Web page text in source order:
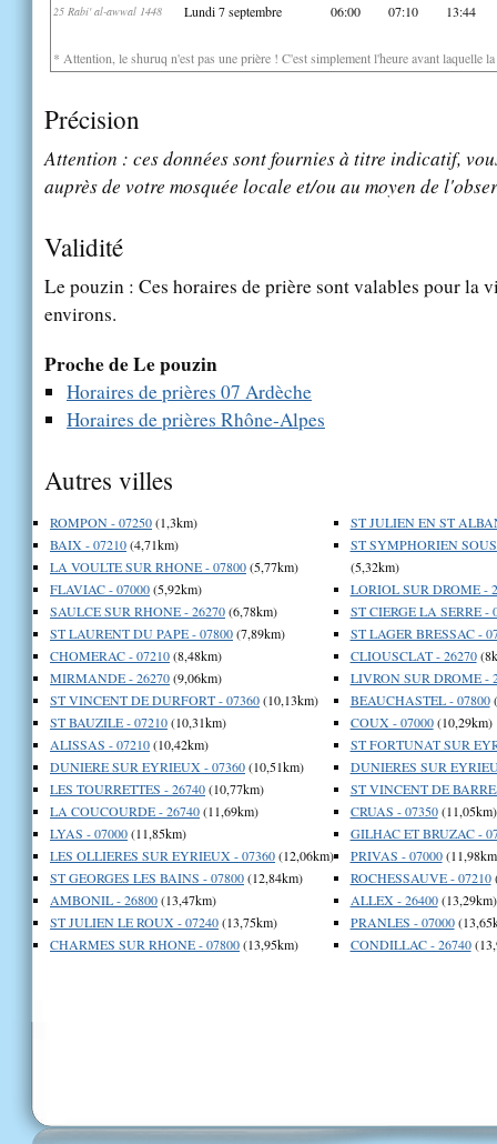
25 Rabi' al-awwal 1448 Lundi 7 septembre 06:00 07:10 13:44
* Attention, le shuruq n'est pas une prière ! C'est simplement l'heure avant laquelle
Précision
Attention : ces données sont fournies à titre indicatif,
auprès de votre mosquée locale et/ou au moyen de
Validité
Le pouzin : Ces horaires de prière sont valables pour la
environs.
Proche de Le pouzin
Horaires de prières 07 Ardèche
Horaires de prières Rhône-Alpes
Autres villes
ROMPON - 07250(1,3km)
BAIX - 07210(4,71km)
LA VOULTE SUR RHONE - 07800(5,77km)
FLAVIAC - 07000(5,92km)
SAULCE SUR RHONE - 26270(6,78km)
ST LAURENT DU PAPE - 07800(7,89km)
CHOMERAC - 07210(8,48km)
MIRMANDE - 26270(9,06km)
ST VINCENT DE DURFORT - 07360(10,13km)
ST BAUZILE - 07210(10,31km)
ALISSAS - 07210(10,42km)
DUNIERE SUR EYRIEUX - 07360(10,51km)
LES TOURRETTES - 26740(10,77km)
LA COUCOURDE - 26740(11,69km)
LYAS - 07000(11,85km)
LES OLLIERES SUR EYRIEUX - 07360(12,06km)
ST GEORGES LES BAINS - 07800(12,84km)
AMBONIL - 26800(13,47km)
ST JULIEN LE ROUX - 07240(13,75km)
CHARMES SUR RHONE - 07800(13,95km)
ST JULIEN EN ST
ST SYMPHORIEN
(5,32km)
LORIOL SUR DROME -
ST CIERGE LA SERRE -
ST LAGER BRESSAC -
CLIOUSCLAT - 26270
LIVRON SUR DROME -
BEAUCHASTEL - 07800
COUX - 07000(10,29km)
ST FORTUNAT SUR
DUNIERES SUR
ST VINCENT DE
CRUAS - 07350(11,05km)
GILHAC ET BRUZAC -
PRIVAS - 07000
ROCHESSAUVE - 07210
ALLEX - 26400(13,29km)
PRANLES - 07000
CONDILLAC - 26740